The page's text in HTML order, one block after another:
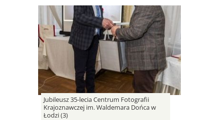
Jubileusz 35-lecia Centrum Fotografii
Krajoznawczej im. Waldemara Dońca w
Łodzi (3)